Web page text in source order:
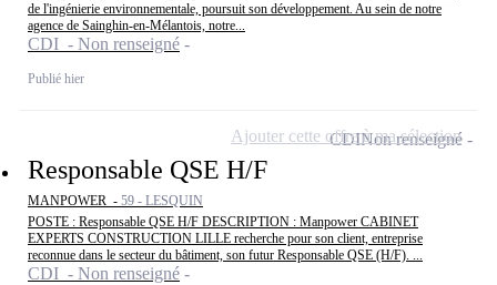
de l'ingénierie environnementale, poursuit son développement. Au sein de notre
agence de Sainghin-en-Mélantois, notre...
CDI - Non renseigné
Publié hier
Responsable QSE H/F
MANPOWER - 59 - LESQUIN
POSTE : Responsable QSE H/F DESCRIPTION : Manpower CABINET
EXPERTS CONSTRUCTION LILLE recherche pour son client, entreprise
reconnue dans le secteur du bâtiment, son futur Responsable QSE (H/F). ...
CDI - Non renseigné
CDINon renseigné
Ajouter cette offre à ma sélection